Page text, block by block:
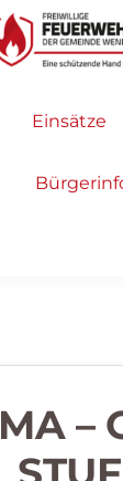
Einsätze
–